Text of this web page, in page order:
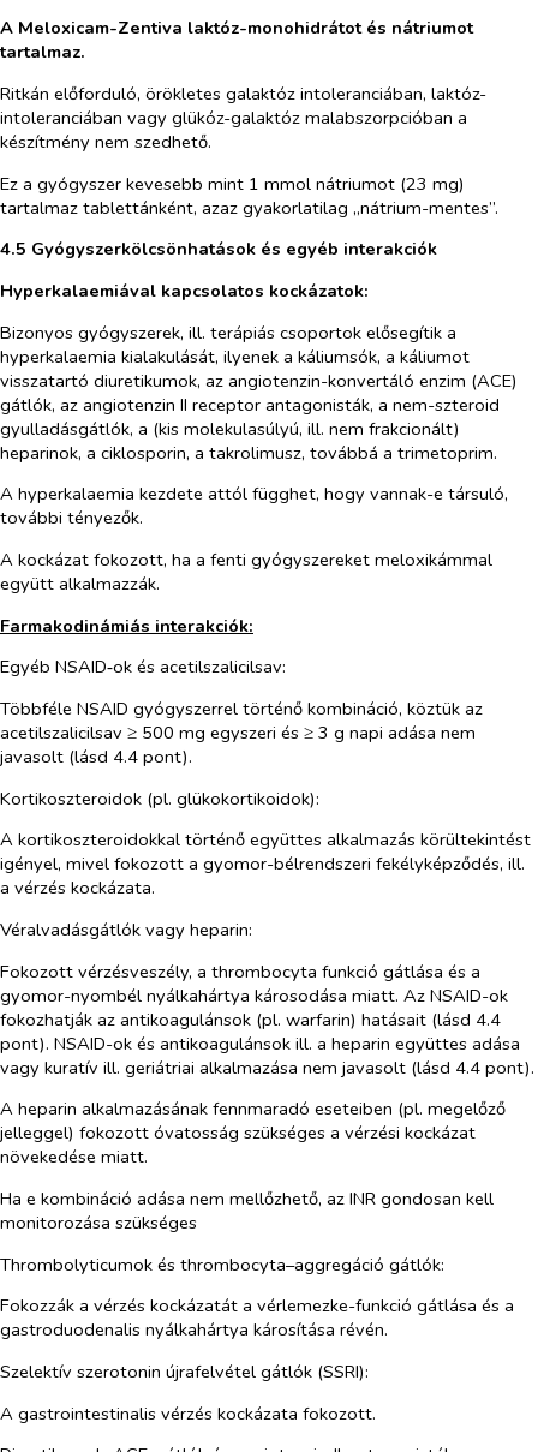
A Meloxicam-Zentiva laktóz-monohidrátot és nátriumot
tartalmaz.
Ritkán előforduló, örökletes galaktóz intoleranciában, laktóz-
intoleranciában vagy glükóz-galaktóz malabszorpcióban a
készítmény nem szedhető.
Ez a gyógyszer kevesebb mint 1 mmol nátriumot (23 mg)
tartalmaz tablettánként, azaz gyakorlatilag „nátrium-mentes”.
4.5 Gyógyszerkölcsönhatások és egyéb interakciók
Hyperkalaemiával kapcsolatos kockázatok:
Bizonyos gyógyszerek, ill. terápiás csoportok elősegítik a
hyperkalaemia kialakulását, ilyenek a káliumsók, a káliumot
visszatartó diuretikumok, az angiotenzin-konvertáló enzim (ACE)
gátlók, az angiotenzin II receptor antagonisták, a nem-szteroid
gyulladásgátlók, a (kis molekulasúlyú, ill. nem frakcionált)
heparinok, a ciklosporin, a takrolimusz, továbbá a trimetoprim.
A hyperkalaemia kezdete attól függhet, hogy vannak-e társuló,
további tényezők.
A kockázat fokozott, ha a fenti gyógyszereket meloxikámmal
együtt alkalmazzák.
Farmakodinámiás interakciók:
Egyéb NSAID‑ok és acetilszalicilsav:
Többféle NSAID gyógyszerrel történő kombináció, köztük az
acetilszalicilsav ≥ 500 mg egyszeri és ≥ 3 g napi adása nem
javasolt (lásd 4.4 pont).
Kortikoszteroidok (pl. glükokortikoidok):
A kortikoszteroidokkal történő együttes alkalmazás körültekintést
igényel, mivel fokozott a gyomor-bélrendszeri fekélyképződés, ill.
a vérzés kockázata.
Véralvadásgátlók vagy heparin:
Fokozott vérzésveszély, a thrombocyta funkció gátlása és a
gyomor-nyombél nyálkahártya károsodása miatt. Az NSAID-ok
fokozhatják az antikoagulánsok (pl. warfarin) hatásait (lásd 4.4
pont). NSAID-ok és antikoagulánsok ill. a heparin együttes adása
vagy kuratív ill. geriátriai alkalmazása nem javasolt (lásd 4.4 pont).
A heparin alkalmazásának fennmaradó eseteiben (pl. megelőző
jelleggel) fokozott óvatosság szükséges a vérzési kockázat
növekedése miatt.
Ha e kombináció adása nem mellőzhető, az INR gondosan kell
monitorozása szükséges
Thrombolyticumok és thrombocyta–aggregáció gátlók:
Fokozzák a vérzés kockázatát a vérlemezke-funkció gátlása és a
gastroduodenalis nyálkahártya károsítása révén.
Szelektív szerotonin újrafelvétel gátlók (SSRI):
A gastrointestinalis vérzés kockázata fokozott.